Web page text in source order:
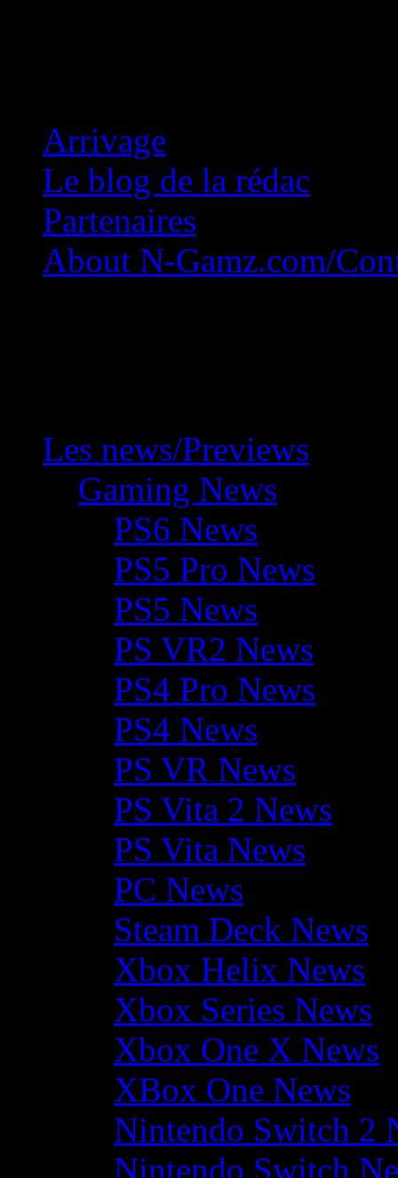
Arrivage
Le blog de la rédac
Partenaires
About N-Gamz.com/
Les news/Previews
Gaming News
PS6 News
PS5 Pro News
PS5 News
PS VR2 News
PS4 Pro News
PS4 News
PS VR News
PS Vita 2 News
PS Vita News
PC News
Steam Deck News
Xbox Helix News
Xbox Series News
Xbox One X News
XBox One News
Nintendo Switch 2
Nintendo Switch